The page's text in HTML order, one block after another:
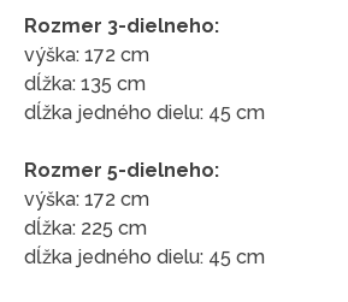
Rozmer 3-dielneho:
výška: 172 cm
dĺžka: 135 cm
dĺžka jedného dielu: 45 cm
Rozmer 5-dielneho:
výška: 172 cm
dĺžka: 225 cm
dĺžka jedného dielu: 45 cm